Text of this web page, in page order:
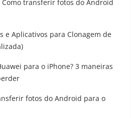
Como transferir fotos do Android
e Aplicativos para Clonagem de
para o iPhone? 3 maneiras
fotos do Android para o